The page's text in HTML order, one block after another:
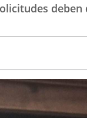
deben